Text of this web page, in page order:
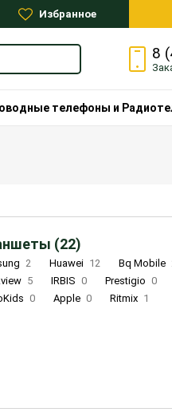
Избранное
8
телефоны и
(22)
2 Huawei 12 Bq Mobile
5 IRBIS 0 Prestigio 0
0 Apple 0 Ritmix 1